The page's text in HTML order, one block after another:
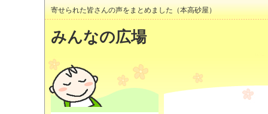
寄せられた皆さんの声をまとめました（本高砂屋）
みんなの広場